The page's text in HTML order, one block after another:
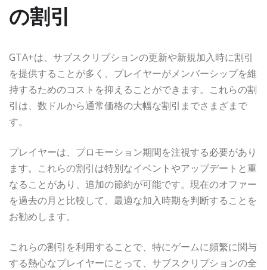
の割引
GTA+は、サブスクリプションの更新や新規加入時に割引
を提供することが多く、プレイヤーがメンバーシップを維
持するためのコストを抑えることができます。これらの割
引は、数ドルから通常価格の大幅な割引までさまざまで
す。
プレイヤーは、プロモーション期間を注視する必要があり
ます。これらの割引は特別なイベントやアップデートと重
なることがあり、追加の節約が可能です。現在のオファー
を過去の月と比較して、最適な加入時期を判断することを
お勧めします。
これらの割引を利用することで、特にゲームに頻繁に関与
する熱心なプレイヤーにとって、サブスクリプションの全